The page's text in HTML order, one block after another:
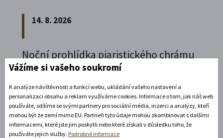
14. 8. 2026
Noční prohlídka piaristického chrámu
Poznejte vrcholně barokní architekturu v
působivém večerním hávu. Obětní stůl dýchá
světlem, paprsky laserového kříže protínají
klenby a chrám ožívá instalacemi současného
umění.
Vážíme si vašeho soukromí
K analýze návštěvnosti a funkcí webu, ukládání vašeho nastavení a
personalizaci obsahu a reklam využíváme cookies. Informace o tom, jak náš web
používáte, sdílíme se svými partnery pro sociální média, inzerci a analýzy, kteří
mohou být ze zemí mimo EU. Partneři tyto údaje mohou zkombinovat s dalšími
informacemi, které jste jim poskytli nebo které získali v důsledku toho, že
používáte jejich služby. Podrobné informace